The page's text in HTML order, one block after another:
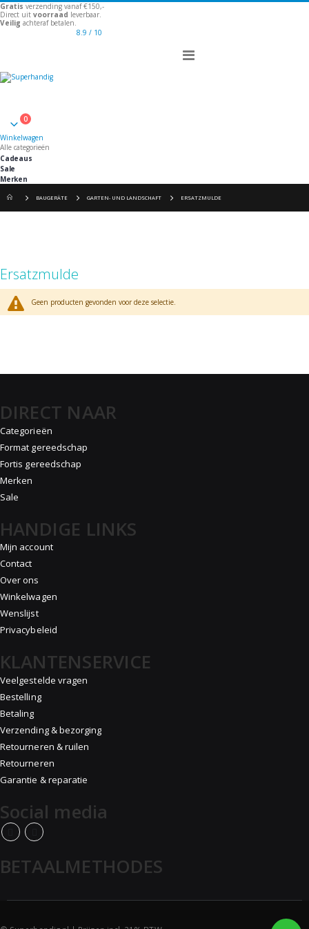
Gratis verzending vanaf €150,-
Direct uit voorraad leverbaar.
Veilig achteraf betalen.
8.9 / 10
Toggle
Winkelwagen
0
Winkelwagen
Alle categorieën
Cadeaus
Sale
Merken
BAUGERÄTE GARTEN- UND LANDSCHAFT ERSATZMULDE
Ersatzmulde
Geen producten gevonden voor deze selectie.
DIRECT NAAR
Categorieën
Format gereedschap
Fortis gereedschap
Merken
Sale
HANDIGE LINKS
Mijn account
Contact
Over ons
Winkelwagen
Wenslijst
Privacybeleid
KLANTENSERVICE
Veelgestelde vragen
Bestelling
Betaling
Verzending & bezorging
Retourneren & ruilen
Retourneren
Garantie & reparatie
Social media
BETAALMETHODES